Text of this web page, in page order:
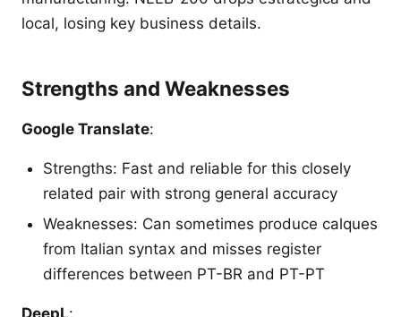
local, losing key business details.
Strengths and Weaknesses
Google Translate:
Strengths: Fast and reliable for this closely
related pair with strong general accuracy
Weaknesses: Can sometimes produce calques
from Italian syntax and misses register
differences between PT-BR and PT-PT
DeepL: